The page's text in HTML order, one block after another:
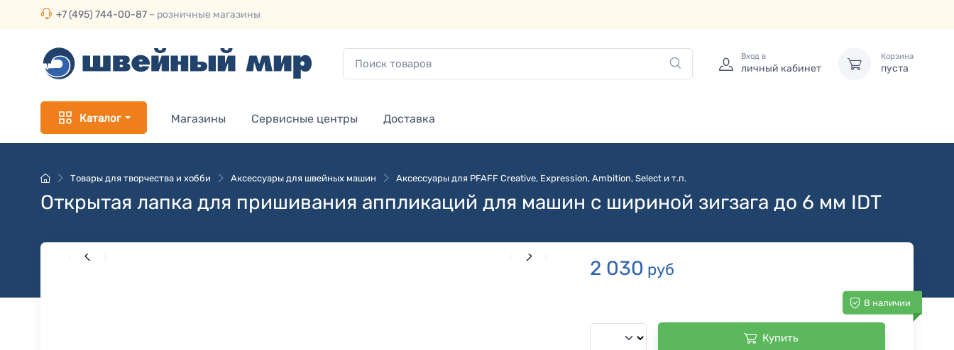
+7 (495) 744-00-87 – розничные магазины
Вход в
личный кабинет
Корзина
пуста
Каталог Магазины Сервисные центры Доставка
Товары для творчества и хобби Аксессуары для швейных машин Аксессуары для PFAFF Creative, Expression, Ambition, Select и т.п.
Открытая лапка для пришивания аппликаций для машин с шириной зигзага до 6 мм IDT
2 030 руб
В наличии
Купить